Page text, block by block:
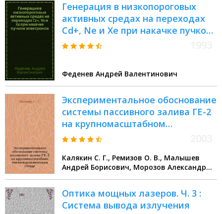
Генерация в низкопороговых
активных средах на переходах
Cd+, Ne и Xe при накачке пучком
электронов : Автореф. дис. на
Феденев Андрей Валентинович
Экспериментальное обоснование
системы пассивного залива ГЕ-2
на крупномасштабном
теплогидравлическом стенде
Калякин С. Г., Ремизов О. В., Малышев
Андрей Борисович, Морозов Александр
Оптика мощных лазеров. Ч. 3 :
Система вывода излучения